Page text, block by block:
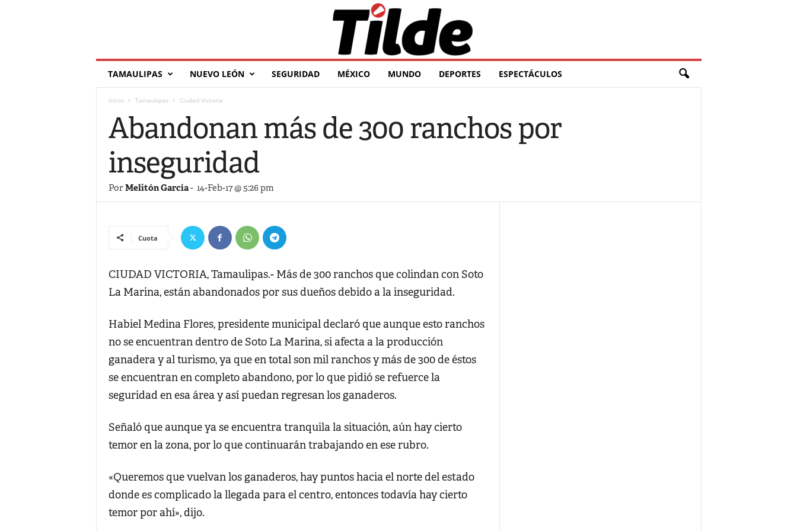
T
l
TAMAULIPAS NUEVO LEÓN SEGURIDAD MÉXICO MUNDO DEPORTES ESPECTÁCULOS
Inicio Tamaulipas Ciudad Victoria
Abandonan más de 300 ranchos por
inseguridad
PorMelitón García- 14-Feb-17 @ 5:26 pm
Cuota
CIUDAD VICTORIA, Tamaulipas.- Más de 300 ranchos que colindan con Soto
La Marina, están abandonados por sus dueños debido a la inseguridad.
Habiel Medina Flores, presidente municipal declaró que aunque esto ranchos
no se encuentran dentro de Soto La Marina, si afecta a la producción
ganadera y al turismo, ya que en total son mil ranchos y más de 300 de éstos
se encuentran en completo abandono, por lo que pidió se refuerce la
seguridad en esa área y así puedan regresan los ganaderos.
Señaló que aunque ya se encuentra tranquila la situación, aún hay cierto
temor en la zona, por lo que continuarán trabajando en ese rubro.
«Queremos que vuelvan los ganaderos, hay puntos hacia el norte del estado
donde es complicado la llegada para el centro, entonces todavía hay cierto
temor por ahí», dijo.